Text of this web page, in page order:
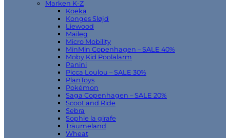
Marken K-Z
Koeka
Konges Sløjd
Liewood
Maileg
Micro Mobility
MinMin Copenhagen – SALE 40%
Moby Kid Poolalarm
Panini
Picca Loulou – SALE 30%
PlanToys
Pokémon
Saga Copenhagen – SALE 20%
Scoot and Ride
Sebra
Sophie la girafe
Träumeland
Wheat